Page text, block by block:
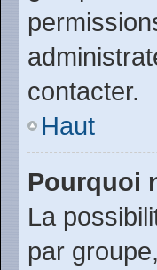
contacter.
Haut
Pourquoi
La
par